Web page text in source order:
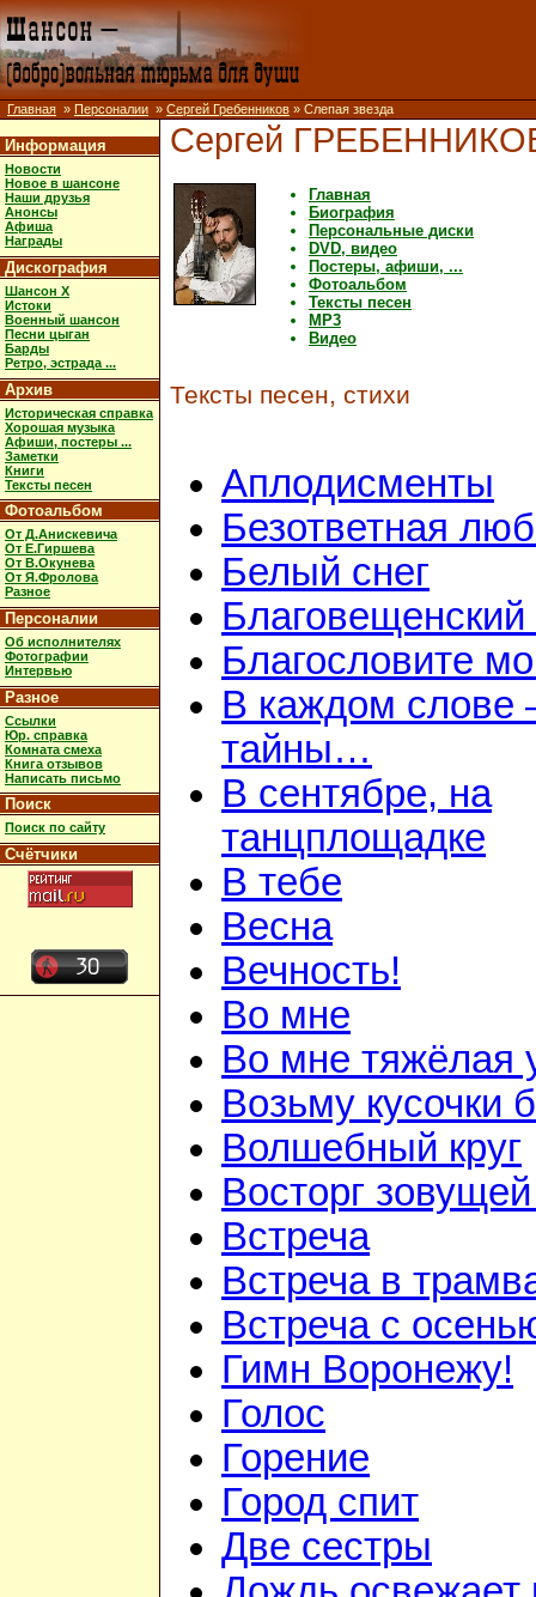
Главная » Персоналии » Сергей Гребенников » Слепая звезда
Информация
Новости
Новое в шансоне
Наши друзья
Анонсы
Афиша
Награды
Дискография
Шансон X
Истоки
Военный шансон
Песни цыган
Барды
Ретро, эстрада ...
Архив
Историческая справка
Хорошая музыка
Афиши, постеры ...
Заметки
Книги
Тексты песен
Фотоальбом
От Д.Анискевича
От Е.Гиршева
От В.Окунева
От Я.Фролова
Разное
Персоналии
Об исполнителях
Фотографии
Интервью
Разное
Ссылки
Юр. справка
Комната смеха
Книга отзывов
Написать письмо
Поиск
Поиск по сайту
Счётчики
Сергей
Главная
Биография
Персональные диски
DVD, видео
Постеры, афиши, ...
Фотоальбом
Тексты песен
MP3
Видео
Тексты песен, стихи
Аплодисменты
Безответная
Белый снег
Благовещенский
Благословите
В каждом слове
тайны…
В сентябре, на
танцплощадке
В тебе
Весна
Вечность!
Во мне
Во мне тяжёлая
Возьму кусочки
Волшебный круг
Восторг
Встреча
Встреча в
Встреча с
Гимн Воронежу!
Голос
Горение
Город спит
Две сестры